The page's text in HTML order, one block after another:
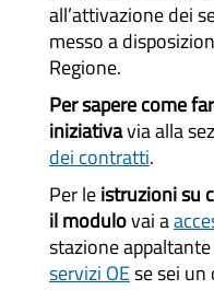
all’attivazione dei
messo a
Regione.
Per sapere come
iniziativavia alla
dei contratti.
Per leistruzioni su
il modulovai a
stazione
servizi OEse sei